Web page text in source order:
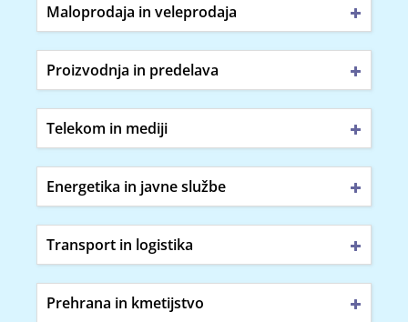
Maloprodaja in veleprodaja
Proizvodnja in predelava
Telekom in mediji
Energetika in javne službe
Transport in logistika
Prehrana in kmetijstvo